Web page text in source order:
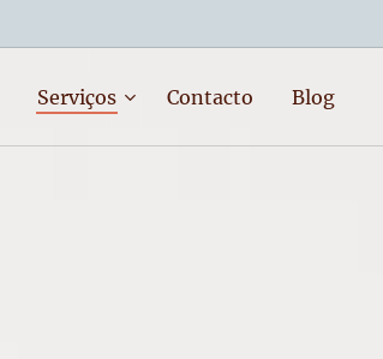
Serviços Contacto Blog